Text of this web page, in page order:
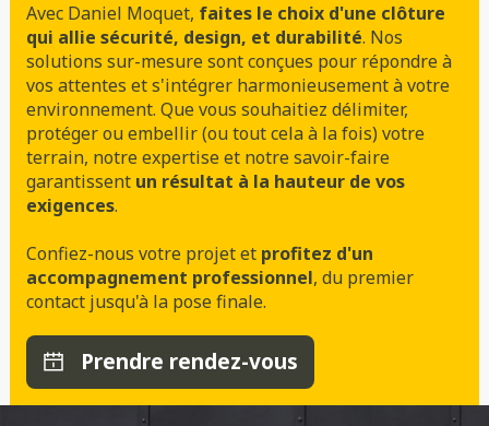
Avec Daniel Moquet, faites le choix d'une clôture
qui allie sécurité, design, et durabilité. Nos
solutions sur-mesure sont conçues pour répondre à
vos attentes et s'intégrer harmonieusement à votre
environnement. Que vous souhaitiez délimiter,
protéger ou embellir (ou tout cela à la fois) votre
terrain, notre expertise et notre savoir-faire
garantissent un résultat à la hauteur de vos
exigences.
Confiez-nous votre projet et profitez d'un
accompagnement professionnel, du premier
contact jusqu'à la pose finale.
Prendre rendez-vous